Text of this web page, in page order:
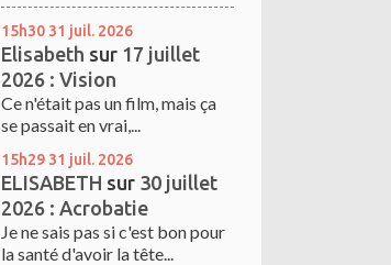
15h30 31 juil. 2026
Elisabeth sur 17 juillet
2026 : Vision
Ce n'était pas un film, mais ça
se passait en vrai,...
15h29 31 juil. 2026
ELISABETH sur 30 juillet
2026 : Acrobatie
Je ne sais pas si c'est bon pour
la santé d'avoir la tête...